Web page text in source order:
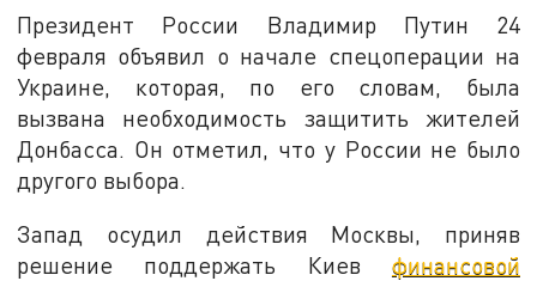
Президент России Владимир Путин 24
февраля объявил о начале спецоперации на
Украине, которая, по его словам, была
вызвана необходимость защитить жителей
Донбасса. Он отметил, что у России не было
другого выбора.
Запад осудил действия Москвы, приняв
решение поддержать Киев финансовой